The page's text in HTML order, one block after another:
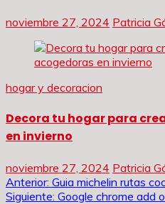
noviembre 27, 2024 Patricia
hogar y decoracion
Decora tu hogar para
en invierno
noviembre 27, 2024 Patricia
Navegación
Anterior: Guia michelin rutas
Siguiente: Google chrome add